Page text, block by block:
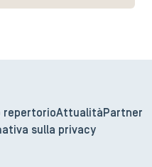
repertorioAttualità Partner
sulla privacy